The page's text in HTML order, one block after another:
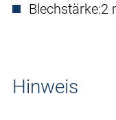
Blechstärke:2
Hinweis